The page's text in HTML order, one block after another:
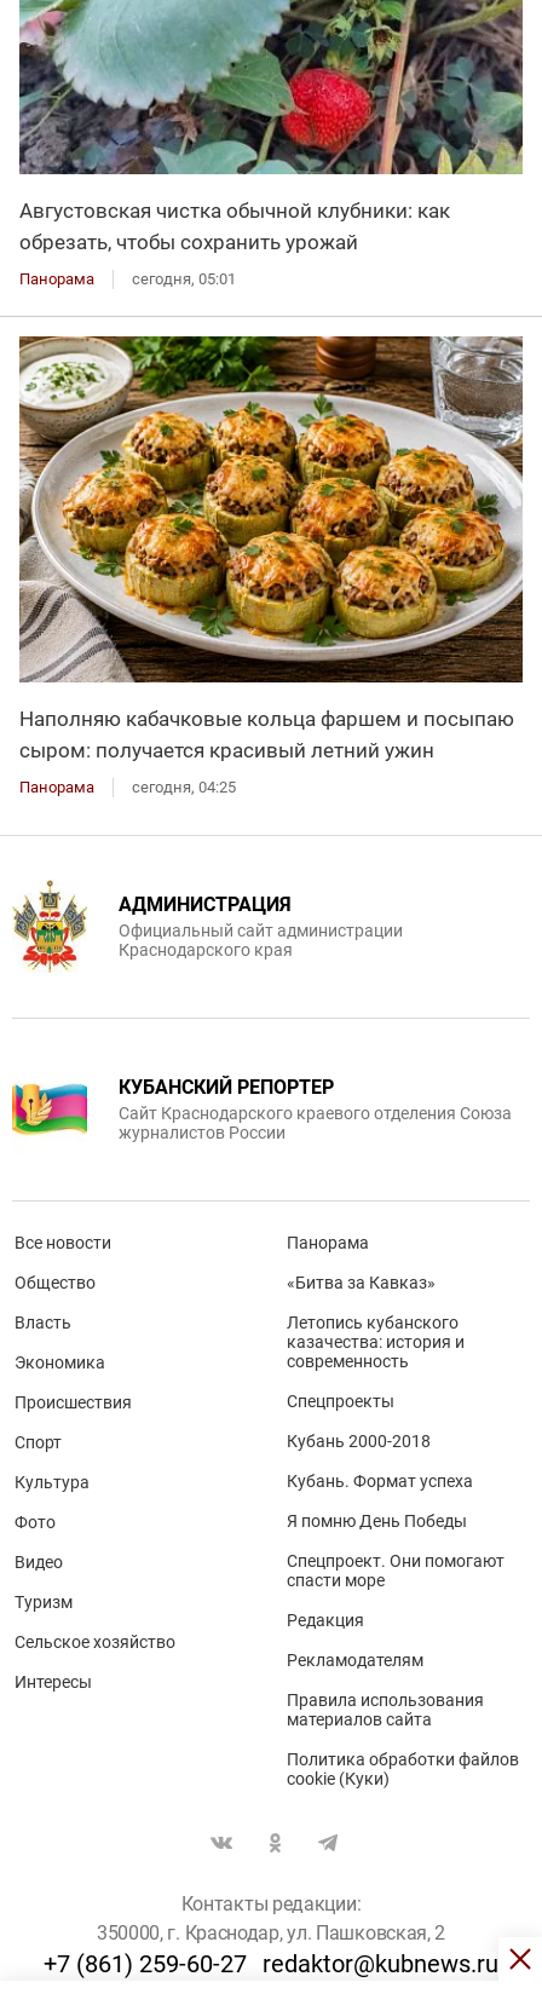
Августовская чистка обычной клубники: как
обрезать, чтобы сохранить урожай
Панорама сегодня, 05:01
Наполняю кабачковые кольца фаршем и посыпаю
сыром: получается красивый летний ужин
Панорама сегодня, 04:25
АДМИНИСТРАЦИЯ
Официальный сайт администрации
Краснодарского края
КУБАНСКИЙ РЕПОРТЕР
Сайт Краснодарского краевого отделения Союза
журналистов России
Все новости
Общество
Власть
Экономика
Происшествия
Спорт
Культура
Фото
Видео
Туризм
Сельское хозяйство
Интересы
Панорама
«Битва за Кавказ»
Летопись кубанского
казачества: история и
современность
Спецпроекты
Кубань 2000-2018
Кубань. Формат успеха
Я помню День Победы
Спецпроект. Они помогают
спасти море
Редакция
Рекламодателям
Правила использования
материалов сайта
Политика обработки файлов
cookie (Куки)
Контакты редакции:
350000, г. Краснодар, ул. Пашковская, 2
+7 (861) 259-60-27 redaktor@kubnews.ru